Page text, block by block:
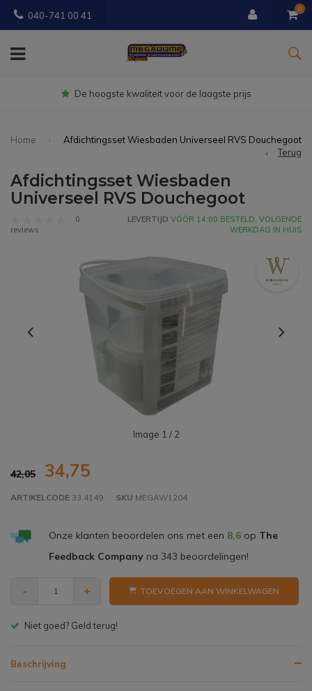
040-741 00 41
0
Gratisbezorgd vanaf € 150
Home
Afdichtingsset Wiesbaden Universeel RVS Douchegoot
Terug
Afdichtingsset Wiesbaden
Universeel RVS Douchegoot
0
reviews
LEVERTIJD VÓÓR 14:00 BESTELD, VOLGENDE
WERKDAG IN HUIS
Image 1 / 2
42,05 34,75
ARTIKELCODE 33.4149 SKU MEGAW1204
Onze klanten beoordelen ons met een 8,6op The
Feedback Companyna 343 beoordelingen!
- + TOEVOEGEN AAN WINKELWAGEN
Gratis bezorgen v.a. € 150,- (NL)
Beschrijving